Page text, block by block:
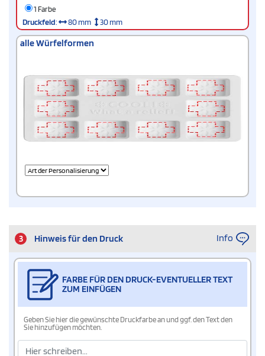
1 Farbe
Druckfeld: 80 mm 30 mm
alle Würfelformen
3 Hinweis für den Druck Info
FARBE FÜR DEN DRUCK-EVENTUELLER TEXT
ZUM EINFÜGEN
Geben Sie hier die gewünschte Druckfarbe an und ggf. den Text den
Sie hinzufügen möchten.